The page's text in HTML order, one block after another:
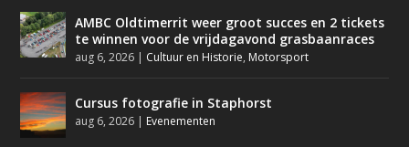
AMBC Oldtimerrit weer groot succes en 2 tickets
te winnen voor de vrijdagavond grasbaanraces
aug 6, 2026 | Cultuur en Historie, Motorsport
Cursus fotografie in Staphorst
aug 6, 2026 | Evenementen